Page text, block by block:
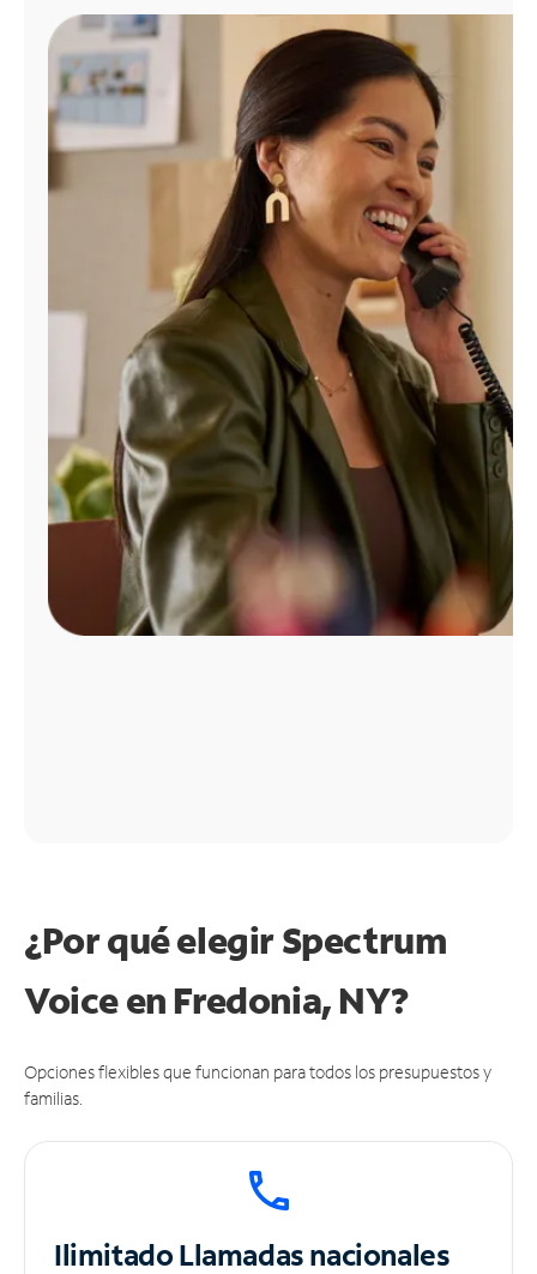
Administrar
cuenta
Encuentra
tienda
¿Por qué elegir Spectrum
Voice en Fredonia, NY?
Opciones flexibles que funcionan para todos los presupuestos y
familias.
IlimitadoLlamadas nacionales